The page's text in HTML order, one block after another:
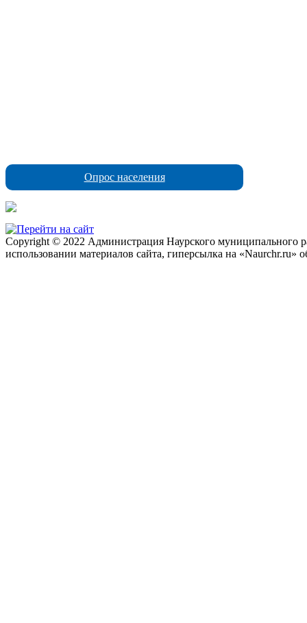
Опрос населения
Copyright © 2022 Администрация Наурского муниципального
использовании материалов сайта, гиперсылка на «Naurchr.ru»